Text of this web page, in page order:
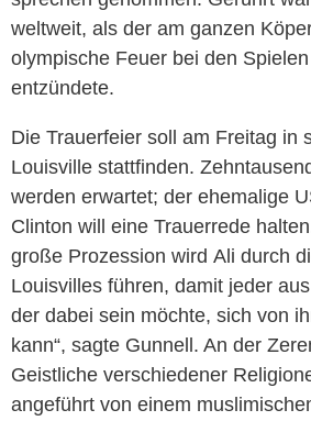
weltweit, als der am ganzen
olympische Feuer bei den
entzündete.
Die Trauerfeier soll am Freitag in
Louisville stattfinden.
werden erwartet; der ehemalige
Clinton will eine Trauerrede
große Prozession wird Ali durch
Louisvilles führen, damit jeder
der dabei sein möchte, sich von
kann“, sagte Gunnell. An der
Geistliche verschiedener
angeführt von einem